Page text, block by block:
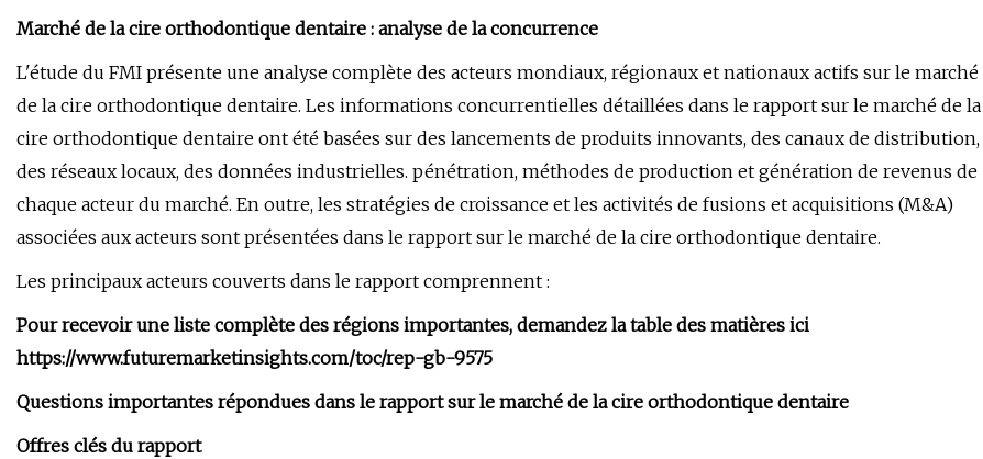
Marché de la cire orthodontique dentaire : analyse de la concurrence
L'étude du FMI présente une analyse complète des acteurs mondiaux, régionaux et nationaux actifs sur le marché
de la cire orthodontique dentaire. Les informations concurrentielles détaillées dans le rapport sur le marché de la
cire orthodontique dentaire ont été basées sur des lancements de produits innovants, des canaux de distribution,
des réseaux locaux, des données industrielles. pénétration, méthodes de production et génération de revenus de
chaque acteur du marché. En outre, les stratégies de croissance et les activités de fusions et acquisitions (M&A)
associées aux acteurs sont présentées dans le rapport sur le marché de la cire orthodontique dentaire.
Les principaux acteurs couverts dans le rapport comprennent :
Pour recevoir une liste complète des régions importantes, demandez la table des matières ici
https://www.futuremarketinsights.com/toc/rep-gb-9575
Questions importantes répondues dans le rapport sur le marché de la cire orthodontique dentaire
Offres clés du rapport